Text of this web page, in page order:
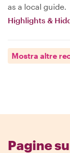
as a local guide.
Highlights &
Mostra altre
Pagine